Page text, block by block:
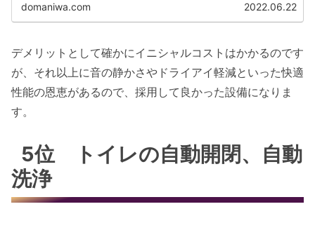
domaniwa.com 2022.06.22
デメリットとして確かにイニシャルコストはかかるのです
が、それ以上に音の静かさやドライアイ軽減といった快適
性能の恩恵があるので、採用して良かった設備になりま
す。
5位 トイレの自動開閉、自動
洗浄